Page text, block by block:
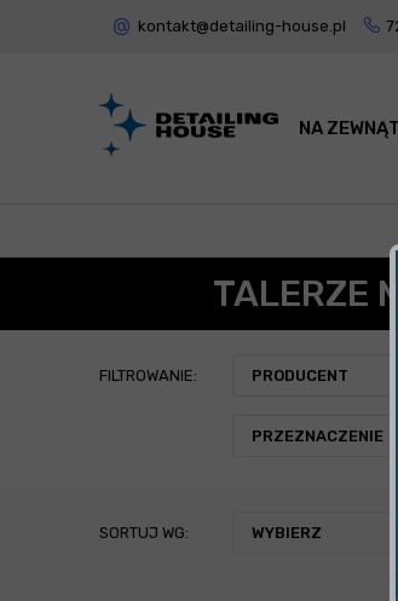
kontakt@detailing-house.pl
NA
TALERZE
FILTROWANIE: PRODUCENT
PRZEZNACZENIE
SORTUJ WG: WYBIERZ